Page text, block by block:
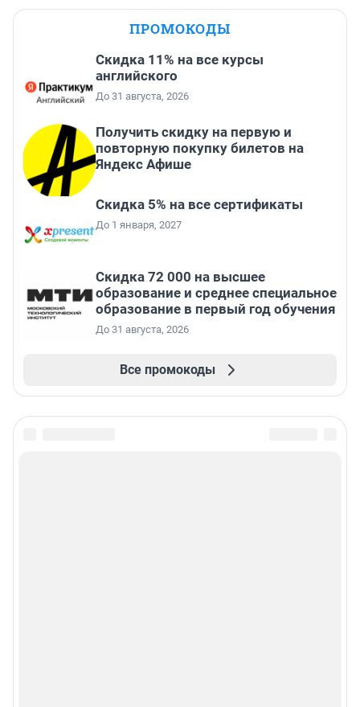
ПРОМОКОДЫ
Скидка 11% на все курсы
английского
До 31 августа, 2026
Получить скидку на первую и
повторную покупку билетов на
Яндекс Афише
Скидка 5% на все сертификаты
До 1 января, 2027
Скидка 72 000 на высшее
образование и среднее специальное
образование в первый год обучения
До 31 августа, 2026
Все промокоды